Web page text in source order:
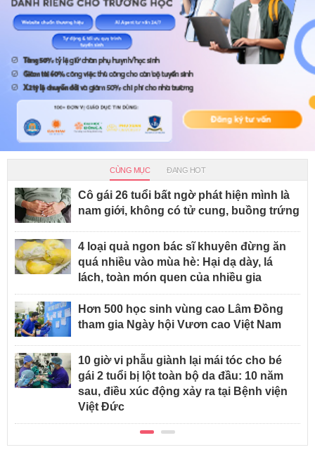
CÙNG MỤC ĐANG HOT
Cô gái 26 tuổi bất ngờ phát hiện mình là
nam giới, không có tử cung, buồng trứng
4 loại quả ngon bác sĩ khuyên đừng ăn
quá nhiều vào mùa hè: Hại dạ dày, lá
lách, toàn món quen của nhiều gia
Hơn 500 học sinh vùng cao Lâm Đồng
tham gia Ngày hội Vươn cao Việt Nam
10 giờ vi phẫu giành lại mái tóc cho bé
gái 2 tuổi bị lột toàn bộ da đầu: 10 năm
sau, điều xúc động xảy ra tại Bệnh viện
Việt Đức